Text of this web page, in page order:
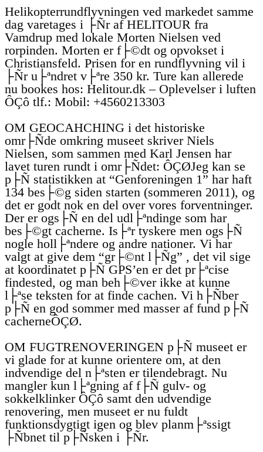
Helikopterrundflyvningen ved markedet samme
dag varetages i ├Ñr af HELITOUR fra
Vamdrup med lokale Morten Nielsen ved
rorpinden. Morten er f├©dt og opvokset i
Christiansfeld. Prisen for en rundflyvning vil i
├Ñr u├ªndret v├ªre 350 kr. Ture kan allerede
nu bookes hos: Helitour.dk – Oplevelser i luften
ÔÇô tlf.: Mobil: +4560213303
OM GEOCAHCHING i det historiske
omr├Ñde omkring museet skriver Niels
Nielsen, som sammen med Karl Jensen har
lavet turen rundt i omr├Ñdet: ÔÇØJeg kan se
p├Ñ statistikken at “Genforeningen 1” har haft
134 bes├©g siden starten (sommeren 2011), og
det er godt nok en del over vores forventninger.
Der er ogs├Ñ en del udl├ªndinge som har
bes├©gt cacherne. Is├ªr tyskere men ogs├Ñ
nogle holl├ªndere og andre nationer. Vi har
valgt at give dem “gr├©nt l├Ñg” , det vil sige
at koordinatet p├Ñ GPS’en er det pr├ªcise
findested, og man beh├©ver ikke at kunne
l├ªse teksten for at finde cachen. Vi h├Ñber
p├Ñ en god sommer med masser af fund p├Ñ
cacherneÔÇØ.
OM FUGTRENOVERINGEN p├Ñ museet er
vi glade for at kunne orientere om, at den
indvendige del n├ªsten er tilendebragt. Nu
mangler kun l├ªgning af f├Ñ gulv- og
sokkelklinker ÔÇô samt den udvendige
renovering, men museet er nu fuldt
funktionsdygtigt igen og blev planm├ªssigt
├Ñbnet til p├Ñsken i ├Ñr.